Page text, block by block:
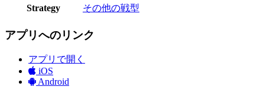
Strategy
その他の戦型
アプリへのリンク
アプリで開く
iOS
Android